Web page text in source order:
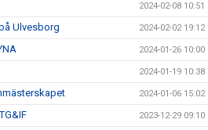
2024-02-08 10:51
Ulvesborg 2024-02-02 19:12
2024-01-26 10:00
2024-01-19 10:38
2024-01-06 15:02
2023-12-29 09:10